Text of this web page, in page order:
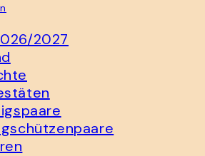
2027